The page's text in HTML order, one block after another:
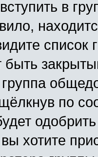
в
список
быть
по
хотите